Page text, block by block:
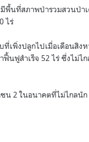
พื้นที่สภาพป่ารวมสวนป่า
ไร่
ที่เพิ่งปลูกไปเมื่อเดือนสิง
นฟูสำเร็จ 52 ไร่ ซึ่งไม่ไ
ซน 2 ในอนาคตที่ไม่ไกลนัก